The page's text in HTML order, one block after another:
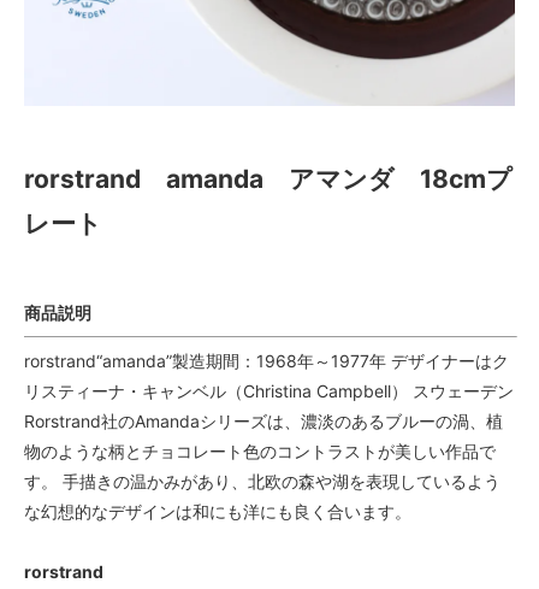
rorstrand amanda アマンダ 18cmプ
レート
商品説明
rorstrand“amanda”製造期間：1968年～1977年 デザイナーはク
リスティーナ・キャンベル（Christina Campbell） スウェーデン
Rorstrand社のAmandaシリーズは、濃淡のあるブルーの渦、植
物のような柄とチョコレート色のコントラストが美しい作品で
す。 手描きの温かみがあり、北欧の森や湖を表現しているよう
な幻想的なデザインは和にも洋にも良く合います。
rorstrand